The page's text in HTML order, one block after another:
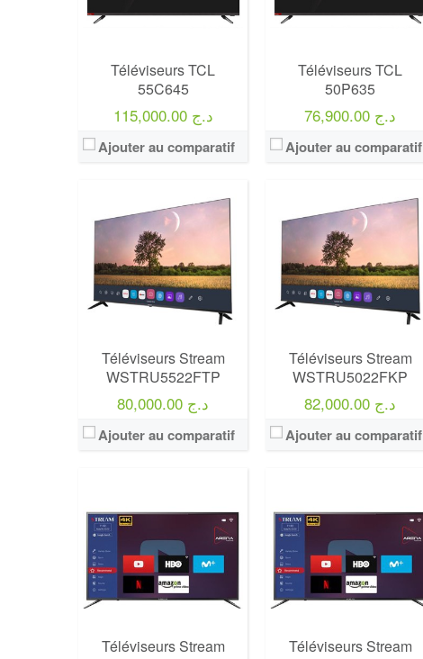
Téléviseurs TCL
55C645
115,000.00 د.ج
Ajouter au comparatif
Téléviseurs TCL
50P635
76,900.00 د.ج
Ajouter au comparatif
Téléviseurs Stream
WSTRU5522FTP
80,000.00 د.ج
Ajouter au comparatif
Téléviseurs Stream
WSTRU5022FKP
82,000.00 د.ج
Ajouter au comparatif
Téléviseurs Stream
Marque:LG
75000
Définition:UHD TV
View Details →
Téléviseurs Stream
Marque:LG
75000
Définition:UHD TV
View Details →